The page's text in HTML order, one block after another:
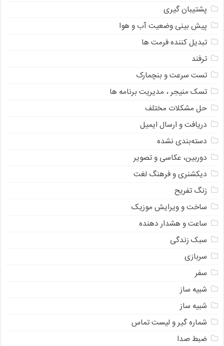
پشتیبان گیری
پیش بینی وضعیت آب و هوا
تبدیل کننده فرمت ها
ترفند
تست سرعت و بنچمارک
تسک منیجر ، مدیریت برنامه ها
حل مشکلات مختلف
دریافت و ارسال ایمیل
دسته‌بندی نشده
دوربین، عکاسی و تصویر
دیکشنری و فرهنگ لغت
زنگ تفریح
ساخت و ویرایش موزیک
ساعت و هشدار دهنده
سبک زندگی
سربازی
سفر
شبیه ساز
شبیه ساز
شماره گیر و لیست تماس
ضبط صدا